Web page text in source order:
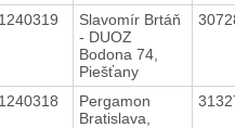
Slavomír Brtáň
- DUOZ
Bodona 74,
Piešťany
Pergamon
Bratislava,